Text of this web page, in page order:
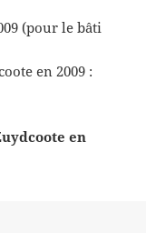
(pour le bâti
en 2009 :
en